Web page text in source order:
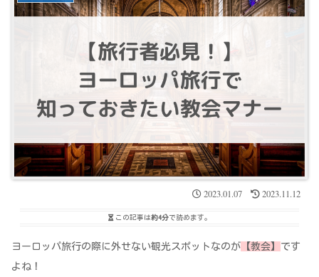
2023.01.07 2023.11.12
この記事は約4分で読めます。
ヨーロッパ旅行の際に外せない観光スポットなのが 【教会】 です
よね！